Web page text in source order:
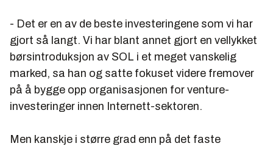
- Det er en av de beste investeringene som vi har
gjort så langt. Vi har blant annet gjort en vellykket
børsintroduksjon av SOL i et meget vanskelig
marked, sa han og satte fokuset videre fremover
på å bygge opp organisasjonen for venture-
investeringer innen Internett-sektoren.
Men kanskje i større grad enn på det faste